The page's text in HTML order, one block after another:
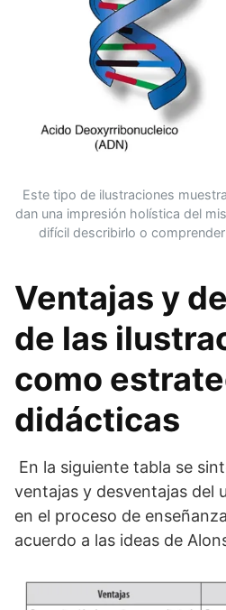
Este tipo de ilustraciones
dan una impresión holística del
difícil describirlo o
Ventajas y
de las
como
didácticas
En la siguiente tabla se
ventajas y desventajas del
en el proceso de
acuerdo a las ideas de